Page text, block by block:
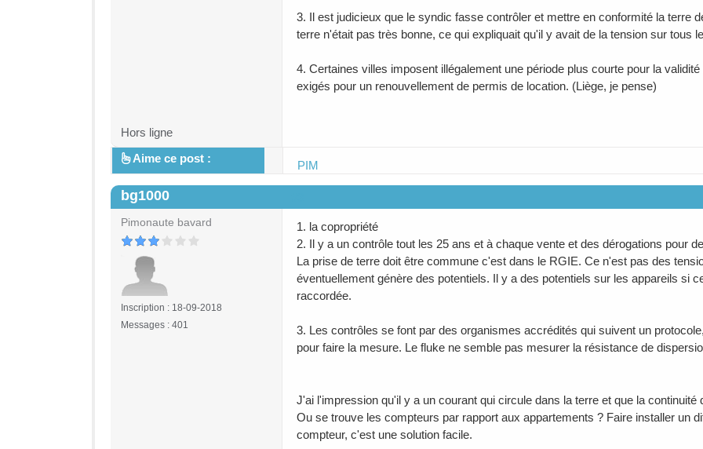
3. Il est judicieux que le syndic fasse contrôler et mettre en conformité la terre
terre n'était pas très bonne, ce qui expliquait qu'il y avait de la tension sur tous
4. Certaines villes imposent illégalement une période plus courte pour la
exigés pour un renouvellement de permis de location. (Liège, je pense)
Hors ligne
Aime ce post :
PIM
bg1000
Pimonaute bavard
Inscription : 18-09-2018
Messages : 401
1. la copropriété
2. Il y a un contrôle tout les 25 ans et à chaque vente et des dérogations pour
La prise de terre doit être commune c'est dans le RGIE. Ce n'est pas des
éventuellement génère des potentiels. Il y a des potentiels sur les appareils si
raccordée.
3. Les contrôles se font par des organismes accrédités qui suivent un
pour faire la mesure. Le fluke ne semble pas mesurer la résistance de
J'ai l'impression qu'il y a un courant qui circule dans la terre et que la continuité
Ou se trouve les compteurs par rapport aux appartements ? Faire installer un
compteur, c'est une solution facile.